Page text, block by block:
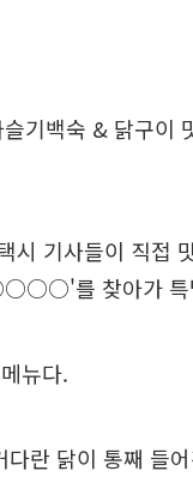
슬기백숙 & 닭
기사들이 직접
를 찾아가 특
뉴다.
란 닭이 통째 들